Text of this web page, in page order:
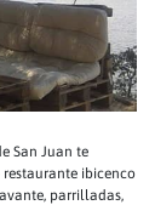
San Juan te
restaurante ibicenco
parrilladas,